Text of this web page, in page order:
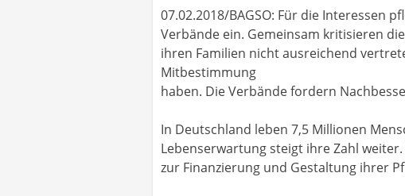
07.02.2018/BAGSO: Für die Interessen
Verbände ein. Gemeinsam kritisieren
ihren Familien nicht ausreichend
Mitbestimmung
haben. Die Verbände fordern
In Deutschland leben 7,5 Millionen
Lebenserwartung steigt ihre Zahl
zur Finanzierung und Gestaltung ihrer